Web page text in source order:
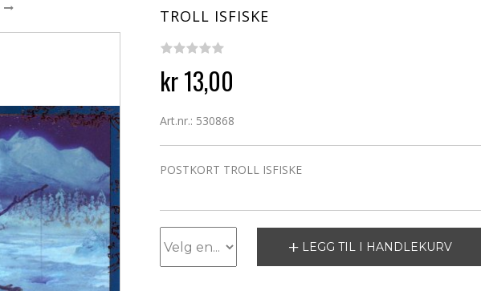
TROLL ISFISKE
kr 13,00
Art.nr.: 530868
POSTKORT TROLL ISFISKE
LEGG TIL I HANDLEKURV